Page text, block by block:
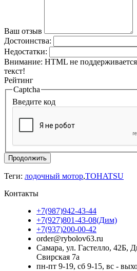
Ваш отзыв
Достоинства:
Недостатки:
Внимание: HTML не
текст!
Рейтинг
Captcha
Введите код
Продолжить
Теги: лодочный мотор,TOHATSU
Контакты
+7(987)942-43-44
+7(927)801-43-08(Дим)
+7(937)200-00-42
order@rybolov63.ru
Самара, ул. Гастелло, 42Б,
Свирская 7а
пн-пт 9-19, сб 9-15, вс -